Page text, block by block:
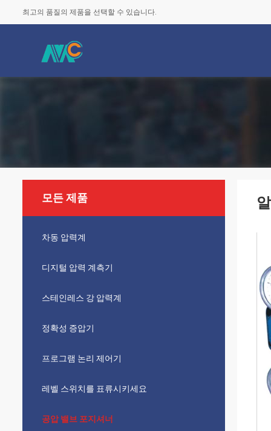
최고의 품질의 제품을 선택할 수 있습니다.
모든 제품
차동 압력계
디지털 압력 계측기
스테인레스 강 압력계
정확성 증압기
프로그램 논리 제어기
레벨 스위치를 표류시키세요
공압 밸브 포지셔너